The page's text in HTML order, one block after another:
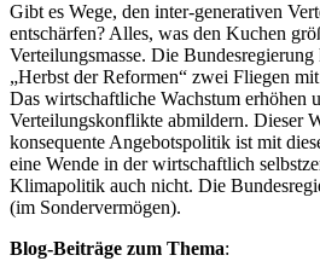
Gibt es Wege, den inter-generativen
entschärfen? Alles, was den Kuchen
Verteilungsmasse. Die
„Herbst der Reformen“ zwei Fliegen
Das wirtschaftliche Wachstum erhöhen
Verteilungskonflikte abmildern. Dieser
konsequente Angebotspolitik ist mit
eine Wende in der wirtschaftlich
Klimapolitik auch nicht. Die
(im Sondervermögen).
Blog-Beiträge zum Thema: